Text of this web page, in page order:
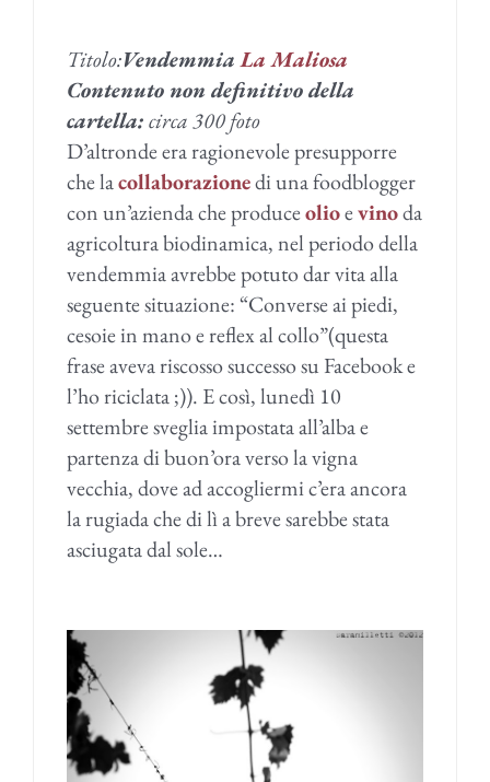
Titolo:VendemmiaLa Maliosa
Contenuto non definitivo della
cartella:circa 300 foto
D’altronde era ragionevole presupporre
che lacollaborazionedi una foodblogger
con un’azienda che produceolioevinoda
agricoltura biodinamica, nel periodo della
vendemmia avrebbe potuto dar vita alla
seguente situazione: “Converse ai piedi,
cesoie in mano e reflex al collo”(questa
frase aveva riscosso successo su Facebook e
l’ho riciclata ;)). E così, lunedì 10
settembre sveglia impostata all’alba e
partenza di buon’ora verso la vigna
vecchia, dove ad accogliermi c’era ancora
la rugiada che di lì a breve sarebbe stata
asciugata dal sole…